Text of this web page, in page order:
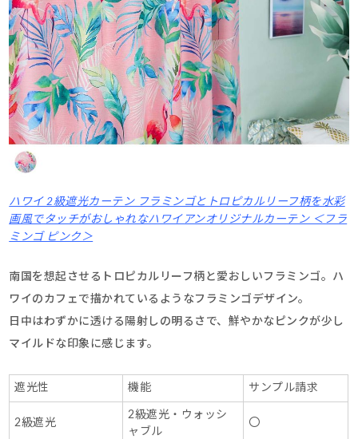
ハワイ 2級遮光カーテン フラミンゴとトロピカルリーフ柄を水彩
画風でタッチがおしゃれなハワイアンオリジナルカーテン ＜フラ
ミンゴ ピンク＞
南国を想起させるトロピカルリーフ柄と愛おしいフラミンゴ。ハ
ワイのカフェで描かれているようなフラミンゴデザイン。
日中はわずかに透ける陽射しの明るさで、鮮やかなピンクが少し
マイルドな印象に感じます。
遮光性 機能 サンプル請求
2級遮光
2級遮光・ウォッシ
ャブル
〇